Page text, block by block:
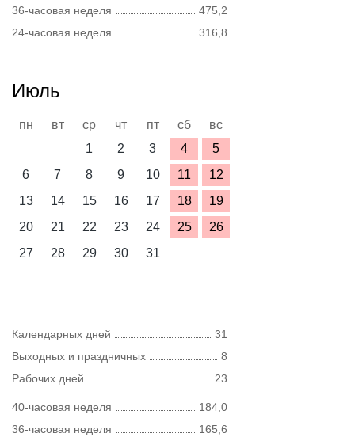
36-часовая неделя
475,2
24-часовая неделя
316,8
Июль
пн вт ср чт пт сб
вс
1
2 3 4
5
6
7 8 9 10 11
12
13
14 15 16 17 18
19
20
21 22 23 24 25
26
27
28 29 30 31
Календарных дней
31
Выходных и праздничных
8
Рабочих дней
23
40-часовая неделя
184,0
36-часовая неделя
165,6